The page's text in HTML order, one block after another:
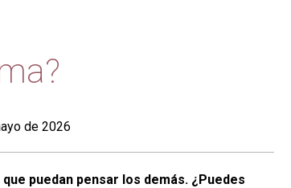
de 2026
puedan pensar los demás. ¿Puedes